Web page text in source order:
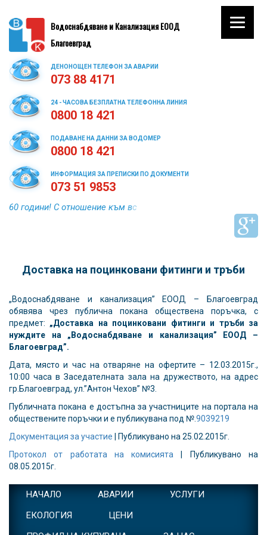
Водоснабдяване и Канализация ЕООД
Благоевград
ДЕНОНОЩЕН ТЕЛЕФОН ЗА АВАРИИ
073 88 4171
24 - ЧАСОВА БЕЗПЛАТНА ТЕЛЕФОННА ЛИНИЯ
0800 18 421
ПОДАВАНЕ НА ДАННИ ЗА ВОДОМЕР
0800 18 421
ИНФОРМАЦИЯ ЗА ПРЕПИСКИ ПО ДОКУМЕНТИ
073 51 9853
Доставка на поцинковани фитинги и тръби
„Водоснабдяване и канализация” ЕООД – Благоевград
обявява чрез публична покана обществена поръчка, с
предмет: „Доставка на поцинковани фитинги и тръби за
нуждите на „Водоснабдяване и канализация” ЕООД –
Благоевград”.
Дата, място и час на отваряне на офертите – 12.03.2015г.,
10:00 часа в Заседателната зала на дружеството, на адрес
гр.Благоевград, ул.”Антон Чехов” №3.
Публичната покана е достъпна за участниците на портала на
обществените поръчки и е публикувана под №.9039219
Документация за участие | Публикувано на 25.02.2015г.
Протокол от работата на комисията | Публикувано на
08.05.2015г.
НАЧАЛО АВАРИИ
УСЛУГИ
ЕКОЛОГИЯ
ЦЕНИ